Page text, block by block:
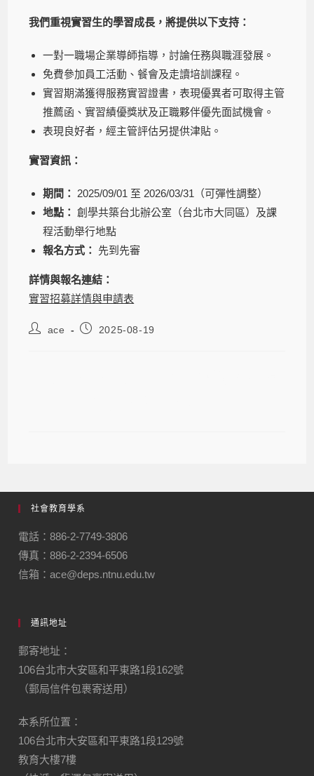
我們重視實習生的學習成長，將提供以下支持：
一對一職場企業導師指導，討論任務與職涯發展。
免費參加員工活動、餐會及走讀培訓課程。
實習期滿獲得服務實習證書，表現優異者可取得主管
推薦函、實習績優獎狀及正職夥伴優先面試機會。
表現良好者，經主管評估另提供津貼。
實習資訊：
期間： 2025/09/01 至 2026/03/31（可彈性調整）
地點： 創學共築台北辦公室（台北市大同區）及課
程活動舉行地點
報名方式： 先到先審
詳情與報名連結：
實習招募詳情與申請表
ace 2025-08-19
社會教育學系
電話：886-2-7749-3806
傳真：886-2-2394-6506
信箱：ace@deps.ntnu.edu.tw
通訊地址
郵寄地址：
106台北市大安區和平東路1段162號
（郵局信件包裹寄送用）
本系所位置：
106台北市大安區和平東路1段129號
教育大樓7樓